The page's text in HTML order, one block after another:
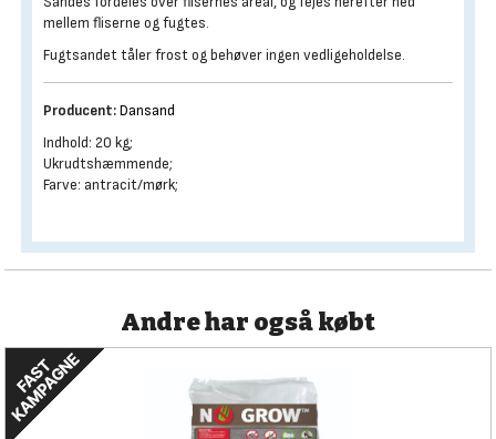
mellem fliserne og fugtes.
Fugtsandet tåler frost og behøver ingen vedligeholdelse.
Producent:Dansand
Indhold: 20 kg;
Ukrudtshæmmende;
Farve: antracit/mørk;
Andre har også købt